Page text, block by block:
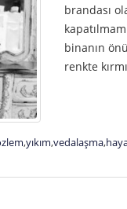
brandası
binanın
renkte
,yıkım,vedalaşma,